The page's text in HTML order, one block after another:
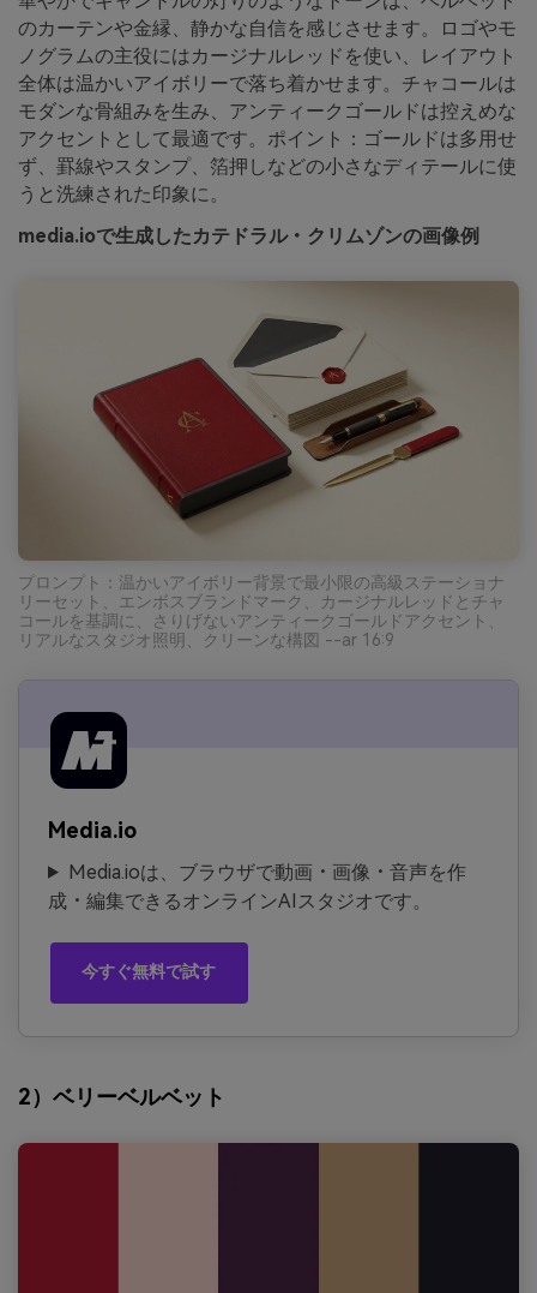
のカーテンや金縁、静かな自信を感じさせます。ロゴやモ
ノグラムの主役にはカージナルレッドを使い、レイアウト
全体は温かいアイボリーで落ち着かせます。チャコールは
モダンな骨組みを生み、アンティークゴールドは控えめな
アクセントとして最適です。ポイント：ゴールドは多用せ
ず、罫線やスタンプ、箔押しなどの小さなディテールに使
うと洗練された印象に。
media.ioで生成したカテドラル・クリムゾンの画像例
プロンプト：温かいアイボリー背景で最小限の高級ステーショナ
リーセット、エンボスブランドマーク、カージナルレッドとチャ
コールを基調に、さりげないアンティークゴールドアクセント、
リアルなスタジオ照明、クリーンな構図 --ar 16:9
Media.io
Media.ioは、ブラウザで動画・画像・音声を作
成・編集できるオンラインAIスタジオです。
今すぐ無料で試す
2）ベリーベルベット